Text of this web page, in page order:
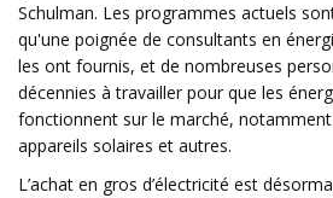
Schulman. Les programmes actuels
qu'une poignée de consultants en
les ont fournis, et de nombreuses
décennies à travailler pour que les
fonctionnent sur le marché,
appareils solaires et autres.
L’achat en gros d’électricité est